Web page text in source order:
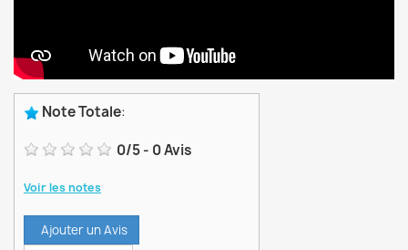
Note Totale:
0/5- 0Avis
Voir les notes
Ajouter un Avis